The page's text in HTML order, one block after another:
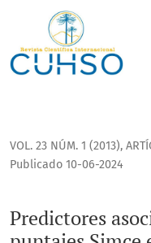
Predictores
VOL. 23 NÚM. 1 (2013),
Predictores
Publicado 10-06-2024